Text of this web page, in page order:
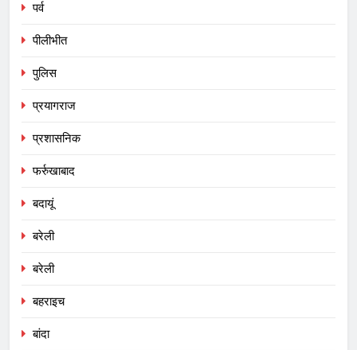
पर्व
पीलीभीत
पुलिस
प्रयागराज
प्रशासनिक
फर्रुखाबाद
बदायूं
बरेली
बरेली
बहराइच
बांदा